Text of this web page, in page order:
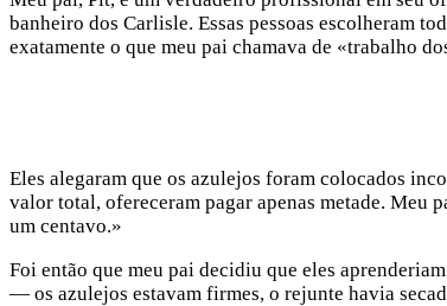
banheiro dos Carlisle. Essas pessoas escolheram
exatamente o que meu pai chamava de «trabalho
Eles alegaram que os azulejos foram colocados
valor total, ofereceram pagar apenas metade. Meu
um centavo.»
Foi então que meu pai decidiu que eles
— os azulejos estavam firmes, o rejunte havia